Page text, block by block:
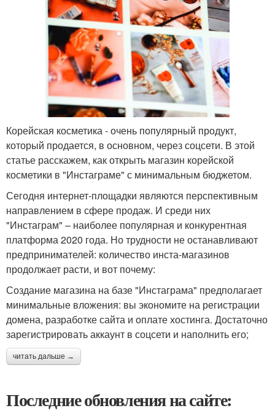
Корейская косметика - очень популярный продукт,
который продается, в основном, через соцсети. В этой
статье расскажем, как открыть магазин корейской
косметики в "Инстаграме" с минимальным бюджетом.
Сегодня интернет-площадки являются перспективным
направлением в сфере продаж. И среди них
"Инстаграм" – наиболее популярная и конкурентная
платформа 2020 года. Но трудности не останавливают
предпринимателей: количество инста-магазинов
продолжает расти, и вот почему:
Создание магазина на базе "Инстаграма" предполагает
минимальные вложения: вы экономите на регистрации
домена, разработке сайта и оплате хостинга. Достаточно
зарегистрировать аккаунт в соцсети и наполнить его;
читать дальше →
Последние обновления на сайте: